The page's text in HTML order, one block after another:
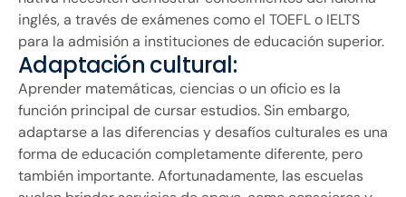
inglés, a través de exámenes como el TOEFL o IELTS
para la admisión a instituciones de educación superior.
Adaptación cultural:
Aprender matemáticas, ciencias o un oficio es la
función principal de cursar estudios. Sin embargo,
adaptarse a las diferencias y desafíos culturales es una
forma de educación completamente diferente, pero
también importante. Afortunadamente, las escuelas